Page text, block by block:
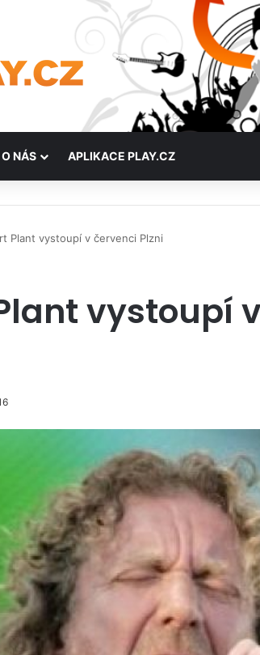
O NÁS APLIKACE PLAY.CZ
Plant vystoupí v červenci Plzni
vystoupí